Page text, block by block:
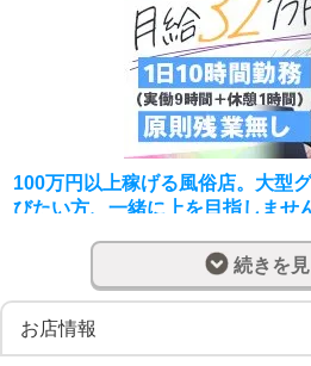
100万円以上稼げる風俗店。大型
びたい方、一緒に上を目指しませ
当グループの求人にお目通しいた
当グループは、誰にでも収入を得
将来のために多様な知識を習得で
続きを
お店情報